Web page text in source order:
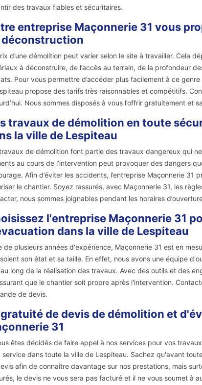
des travaux fiables et sécuritaires.
entreprise Maçonnerie 31 vous
déconstruction
d’une démolition peut varier selon le site à travailler. Cela
à déconstruire, de l’accès au terrain, de la profondeur
Pour vous permettre d’accéder plus facilement à ce
propose des tarifs très raisonnables et compétitifs.
Nous sommes disposés à vous l’offrir gratuitement et
travaux de démolition en toute
la ville de Lespiteau
de démolition font partie des travaux dangereux qui
au cours de l’intervention peut provoquer des dangers
Afin d’éviter les accidents, l’entreprise Maçonnerie
le chantier. Soyez rassurés, avec Maçonnerie 31, les
nous sommes joignables pendant les horaires
l'entreprise Maçonnerie 31
dans la ville de Lespiteau
de plusieurs années d'expérience, Maçonnerie 31 est en
son état et sa taille. En effet, nous avons une équipe
long de la réalisation des travaux. Avec des outils et des
que le chantier soit propre après l'intervention.
de devis.
gratuité de devis de démolition et
31
êtes décidés de faire appel à nos services pour vos
service dans toute la ville de Lespiteau. Sachez qu'avant
afin de connaître davantage sur nos prestations, mais
le devis ne vous sera pas facturé et il ne vous soumet à